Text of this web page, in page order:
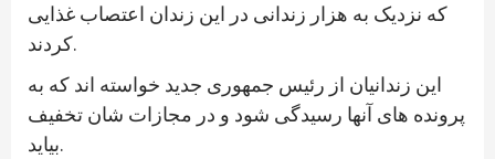
که نزدیک به هزار زندانی در این زندان اعتصاب غذایی
کردند.
این زندانیان از رئیس جمهوری جدید خواسته اند که به
پرونده های آنها رسیدگی شود و در مجازات شان تخفیف
بیاید.